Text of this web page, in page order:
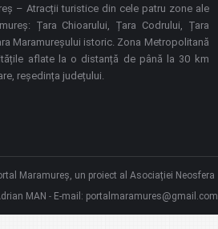
– Atracții turistice din cele patru zone ale
Țara Chioarului, Țara Codrului, Țara
Maramureșului istoric. Zona Metropolitană
aflate la o distanță de până la 30 km
reședința județului.
Maramureș, un proiect al Asociației Neosfera
MAN - E-mail: portalmaramures@gmail.com